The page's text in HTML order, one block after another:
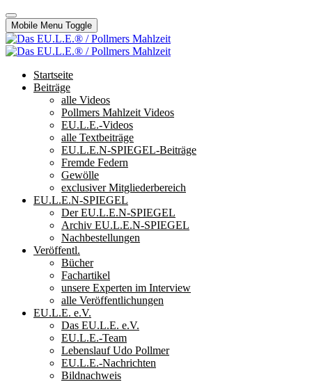
Mobile Menu Toggle
Startseite
Beiträge
alle Videos
Pollmers Mahlzeit Videos
EU.L.E.-Videos
alle Textbeiträge
EU.L.E.N-SPIEGEL-Beiträge
Fremde Federn
Gewölle
exclusiver Mitgliederbereich
EU.L.E.N-SPIEGEL
Der EU.L.E.N-SPIEGEL
Archiv EU.L.E.N-SPIEGEL
Nachbestellungen
Veröffentl.
Bücher
Fachartikel
unsere Experten im Interview
alle Veröffentlichungen
EU.L.E. e.V.
Das EU.L.E. e.V.
EU.L.E.-Team
Lebenslauf Udo Pollmer
EU.L.E.-Nachrichten
Bildnachweis